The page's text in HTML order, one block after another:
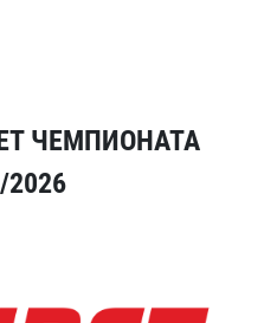
ЧЕМПИОНАТА